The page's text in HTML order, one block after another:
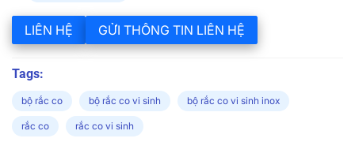
LIÊN HỆ GỬI THÔNG TIN LIÊN HỆ
Tags:
bộ rắc co bộ rắc co vi sinh bộ rắc co vi sinh inox
rắc co rắc co vi sinh